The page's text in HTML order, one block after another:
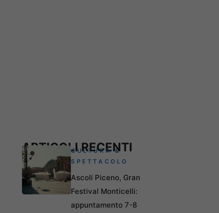
ARTICOLI RECENTI
CULTURA &
SPETTACOLO
Ascoli Piceno, Gran
Festival Monticelli:
appuntamento 7-8